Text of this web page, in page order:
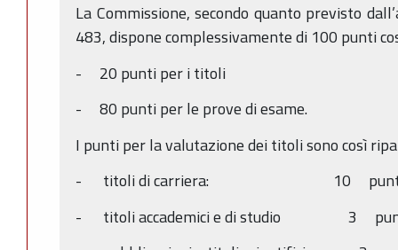
La Commissione, secondo quanto previsto
483, dispone complessivamente di 100 punti
- 20 punti per i titoli
- 80 punti per le prove di esame.
I punti per la valutazione dei titoli sono così
- titoli di carriera: 10
- titoli accademici e di studio 3